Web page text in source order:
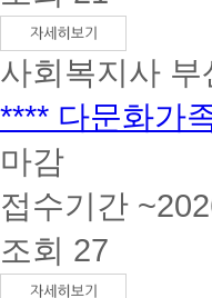
사회복지사 부
**** 다문화가
마감
접수기간
조회 27